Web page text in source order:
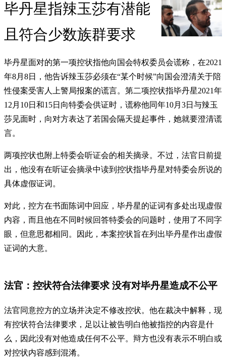
毕丹星指辣玉莎有潜能
且符合少数族群要求
毕丹星面对的第一项控状指他向国会特权委员会谎称，在2021
年8月8日，他告诉辣玉莎必须在“某个时候”向国会澄清关于陪
性侵案受害人上警局报案的谎言。第二项控状指毕丹星2021年
12月10日和15日向特委会供证时，谎称他同年10月3日与辣玉
莎见面时，向对方表达了若国会隔天提起事件，她就要澄清谎
言。
两项控状也附上特委会听证会的相关摘录。不过，法官日前提
出，他没有在听证会摘录中读到控状指毕丹星对特委会所说的
具体虚假证词。
对此，控方在书面陈词中回应，毕丹星的证词有多处出现虚假
内容，而且他在不同时候回答特委会的问题时，使用了不同字
眼，但意思都相同。因此，本案控状旨在列出毕丹星作出虚假
证词的大意。
法官：控状符合法律要求 没有对毕丹星造成不公平
法官同意控方的立场并决定不修改控状。他在裁决中解释，现
有控状符合法律要求，足以让被告明白他被指控的内容是什
么，因此没有对他造成任何不公平。辩方也没有表示不明白或
对控状内容感到混淆。